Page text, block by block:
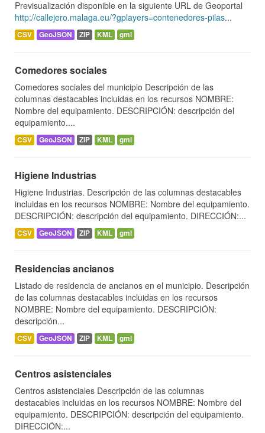
Previsualización disponible en la siguiente URL de Geoportal
http://callejero.malaga.eu/?gplayers=contenedores-pilas...
CSV GeoJSON ZIP KML gml
Comedores sociales
Comedores sociales del municipio Descripción de las
columnas destacables incluidas en los recursos NOMBRE:
Nombre del equipamiento. DESCRIPCIÓN: descripción del
equipamiento....
CSV GeoJSON ZIP KML gml
Higiene Industrias
Higiene Industrias. Descripción de las columnas destacables
incluidas en los recursos NOMBRE: Nombre del equipamiento.
DESCRIPCIÓN: descripción del equipamiento. DIRECCIÓN:...
CSV GeoJSON ZIP KML gml
Residencias ancianos
Listado de residencia de ancianos en el municipio. Descripción
de las columnas destacables incluidas en los recursos
NOMBRE: Nombre del equipamiento. DESCRIPCIÓN:
descripción...
CSV GeoJSON ZIP KML gml
Centros asistenciales
Centros asistenciales Descripción de las columnas
destacables incluidas en los recursos NOMBRE: Nombre del
equipamiento. DESCRIPCIÓN: descripción del equipamiento.
DIRECCIÓN:...